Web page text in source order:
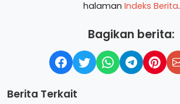
halaman Indeks Berita.
Bagikan berita:
Berita Terkait